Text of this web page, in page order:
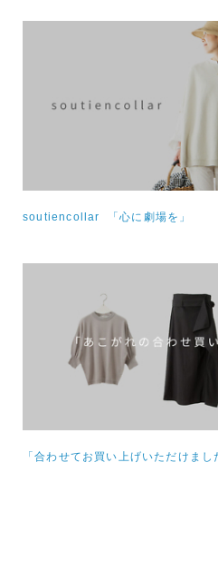
soutiencollar 「心に劇場を」
「合わせてお買い上げいただけまし